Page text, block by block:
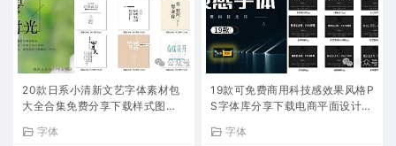
20款日系小清新文艺字体素材包
大全合集免费分享下载样式图片P
体中文日文日语ttf 部分可免费商
字体
19款可免费商用科技感效果风格P
S字体库分享下载电商平面设计师
文英文图片无如何避免字体侵权
字体